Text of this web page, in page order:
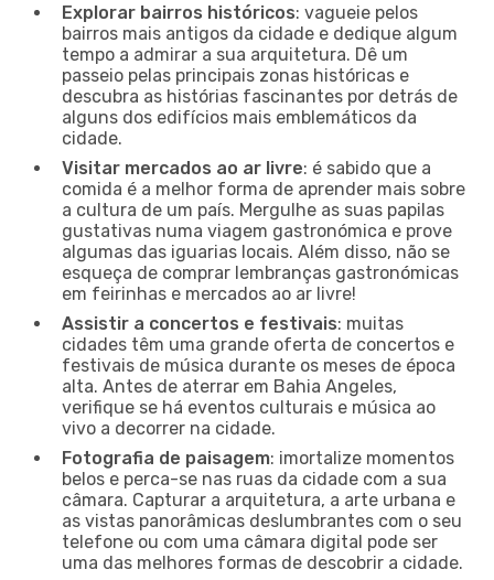
Explorar bairros históricos: vagueie pelos
bairros mais antigos da cidade e dedique algum
tempo a admirar a sua arquitetura. Dê um
passeio pelas principais zonas históricas e
descubra as histórias fascinantes por detrás de
alguns dos edifícios mais emblemáticos da
cidade.
Visitar mercados ao ar livre: é sabido que a
comida é a melhor forma de aprender mais sobre
a cultura de um país. Mergulhe as suas papilas
gustativas numa viagem gastronómica e prove
algumas das iguarias locais. Além disso, não se
esqueça de comprar lembranças gastronómicas
em feirinhas e mercados ao ar livre!
Assistir a concertos e festivais: muitas
cidades têm uma grande oferta de concertos e
festivais de música durante os meses de época
alta. Antes de aterrar em Bahia Angeles,
verifique se há eventos culturais e música ao
vivo a decorrer na cidade.
Fotografia de paisagem: imortalize momentos
belos e perca-se nas ruas da cidade com a sua
câmara. Capturar a arquitetura, a arte urbana e
as vistas panorâmicas deslumbrantes com o seu
telefone ou com uma câmara digital pode ser
uma das melhores formas de descobrir a cidade.